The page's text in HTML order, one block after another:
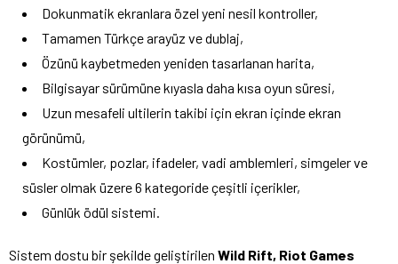
Dokunmatik ekranlara özel yeni nesil kontroller,
Tamamen Türkçe arayüz ve dublaj,
Özünü kaybetmeden yeniden tasarlanan harita,
Bilgisayar sürümüne kıyasla daha kısa oyun süresi,
Uzun mesafeli ultilerin takibi için ekran içinde ekran
görünümü,
Kostümler, pozlar, ifadeler, vadi amblemleri, simgeler ve
süsler olmak üzere 6 kategoride çeşitli içerikler,
Günlük ödül sistemi.
Sistem dostu bir şekilde geliştirilen Wild Rift, Riot Games